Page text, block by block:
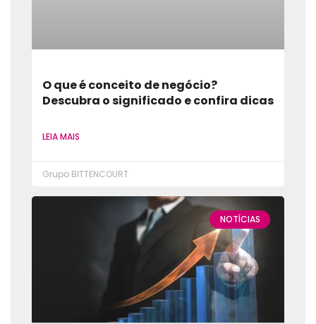
O que é conceito de negócio?
Descubra o significado e confira dicas
LEIA MAIS
Grupo BITTENCOURT
NOTÍCIAS